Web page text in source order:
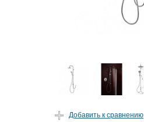
Добавить к сравнению